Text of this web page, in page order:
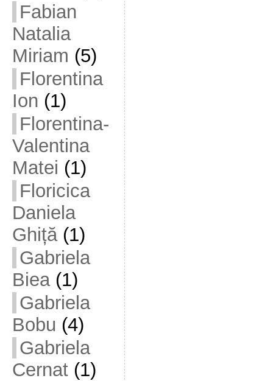
Fabian
Natalia
Miriam (5)
Florentina
Ion (1)
Florentina-
Valentina
Matei (1)
Floricica
Daniela
Ghiță(1)
Gabriela
Biea(1)
Gabriela
Bobu (4)
Gabriela
Cernat(1)